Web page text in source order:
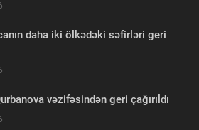
daha iki ölkədəki səfirləri geri
vəzifəsindən geri çağırıldı